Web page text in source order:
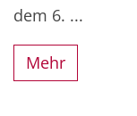
dem 6. ...
Mehr